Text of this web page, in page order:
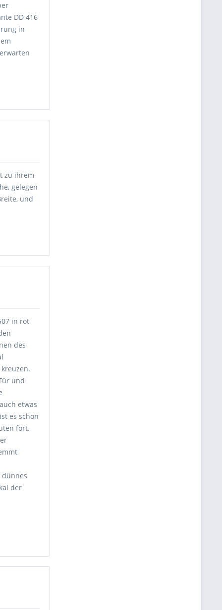
DD 416
in
zu ihrem
gelegen
und
in rot
des
und
etwas
es schon
fort.
dünnes
der